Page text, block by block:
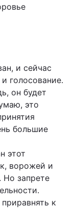
и сейчас
голосование.
он будет
это
большие
этот
ворожей и
Но запрете
к